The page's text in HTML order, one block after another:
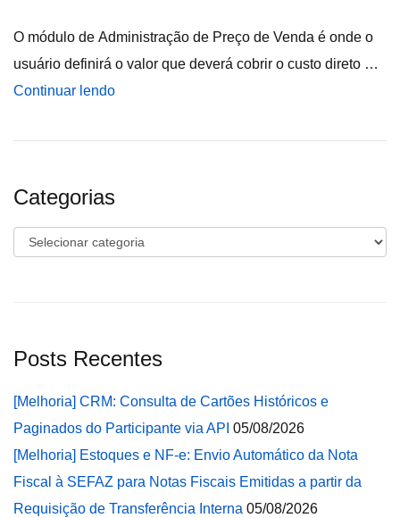
O módulo de Administração de Preço de Venda é onde o
usuário definirá o valor que deverá cobrir o custo direto …
Continuar lendo
Categorias
Categorias
Posts Recentes
[Melhoria] CRM: Consulta de Cartões Históricos e
Paginados do Participante via API 05/08/2026
[Melhoria] Estoques e NF-e: Envio Automático da Nota
Fiscal à SEFAZ para Notas Fiscais Emitidas a partir da
Requisição de Transferência Interna 05/08/2026